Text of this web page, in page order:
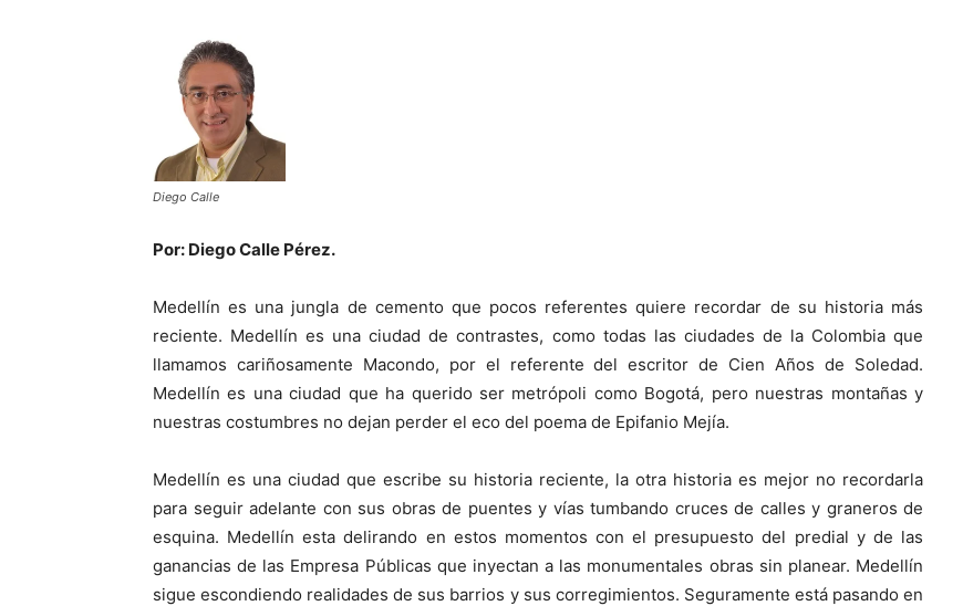
Diego Calle
Por: Diego Calle Pérez.
Medellín es una jungla de cemento que pocos referentes quiere recordar de su historia más
reciente. Medellín es una ciudad de contrastes, como todas las ciudades de la Colombia que
llamamos cariñosamente Macondo, por el referente del escritor de Cien Años de Soledad.
Medellín es una ciudad que ha querido ser metrópoli como Bogotá, pero nuestras montañas y
nuestras costumbres no dejan perder el eco del poema de Epifanio Mejía.
Medellín es una ciudad que escribe su historia reciente, la otra historia es mejor no recordarla
para seguir adelante con sus obras de puentes y vías tumbando cruces de calles y graneros de
esquina. Medellín esta delirando en estos momentos con el presupuesto del predial y de las
ganancias de las Empresa Públicas que inyectan a las monumentales obras sin planear. Medellín
sigue escondiendo realidades de sus barrios y sus corregimientos. Seguramente está pasando en